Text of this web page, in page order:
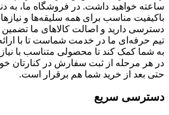
ساعته خواهید داشت. در فروشگاه ما، به
باکیفیت مناسب برای همه سلیقه‌ها و
دسترسی دارید و اصالت کالاهای ما
تیم حرفه‌ای ما در خدمت شماست تا با
به شما کمک کند تا محصولی متناسب با
در هر مرحله از ثبت سفارش در کنارتان
حتی بعد از خرید شما هم برقرار است.
دسترسی سریع